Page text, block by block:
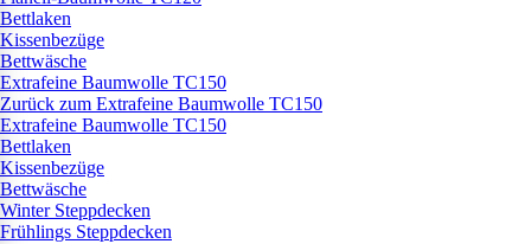
Bettlaken
Kissenbezüge
Bettwäsche
Extrafeine Baumwolle TC150
Zurück zum Extrafeine Baumwolle TC150
Extrafeine Baumwolle TC150
Bettlaken
Kissenbezüge
Bettwäsche
Winter Steppdecken
Frühlings Steppdecken